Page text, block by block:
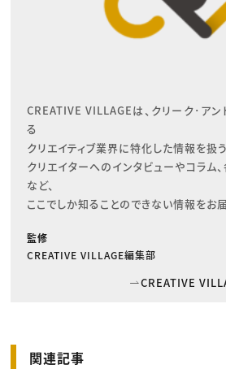
CREATIVE VILLAGEは、クリーク･ア
る
クリエイティブ業界に特化した情報を扱う
クリエイターへのインタビューやコラム
など、
ここでしか知ることのできない情報をお届
監修
CREATIVE VILLAGE編集部
CREATIVE
関連記事